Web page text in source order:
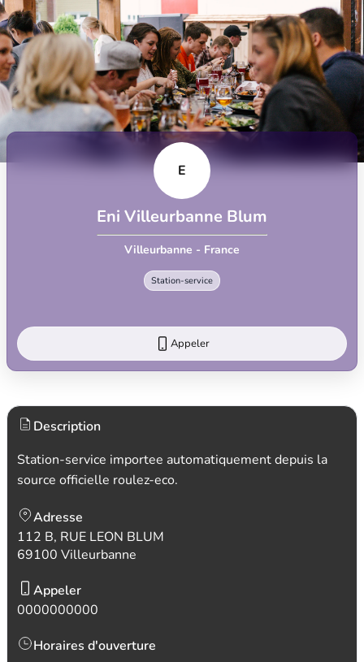
E
Eni Villeurbanne Blum
Villeurbanne - France
Station-service
Appeler
Description
Station-service importee automatiquement depuis la
source officielle roulez-eco.
Adresse
112 B, RUE LEON BLUM
69100 Villeurbanne
Appeler
0000000000
Horaires d'ouverture